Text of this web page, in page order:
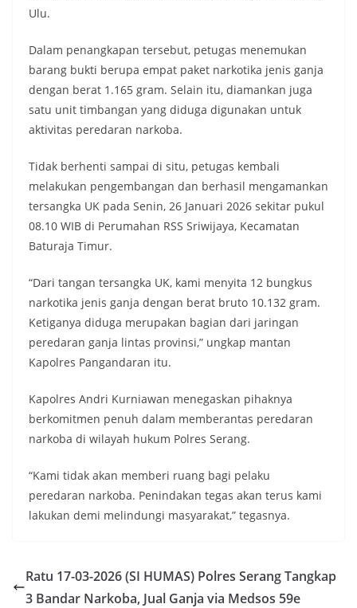
Ulu.
Dalam penangkapan tersebut, petugas menemukan
barang bukti berupa empat paket narkotika jenis ganja
dengan berat 1.165 gram. Selain itu, diamankan juga
satu unit timbangan yang diduga digunakan untuk
aktivitas peredaran narkoba.
Tidak berhenti sampai di situ, petugas kembali
melakukan pengembangan dan berhasil mengamankan
tersangka UK pada Senin, 26 Januari 2026 sekitar pukul
08.10 WIB di Perumahan RSS Sriwijaya, Kecamatan
Baturaja Timur.
“Dari tangan tersangka UK, kami menyita 12 bungkus
narkotika jenis ganja dengan berat bruto 10.132 gram.
Ketiganya diduga merupakan bagian dari jaringan
peredaran ganja lintas provinsi,” ungkap mantan
Kapolres Pangandaran itu.
Kapolres Andri Kurniawan menegaskan pihaknya
berkomitmen penuh dalam memberantas peredaran
narkoba di wilayah hukum Polres Serang.
“Kami tidak akan memberi ruang bagi pelaku
peredaran narkoba. Penindakan tegas akan terus kami
lakukan demi melindungi masyarakat,” tegasnya.
Ratu 17-03-2026 (SI HUMAS) Polres Serang Tangkap
3 Bandar Narkoba, Jual Ganja via Medsos 59e